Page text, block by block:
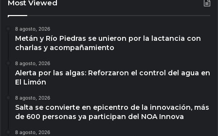
Most Viewed
8 agosto, 2026
Metán y Río Piedras se unieron por la lactancia con
charlas y acompañamiento
8 agosto, 2026
Alerta por las algas: Reforzaron el control del agua en
El Limón
8 agosto, 2026
Salta se convierte en epicentro de la innovación, más
de 600 personas ya participan del NOA Innova
8 agosto, 2026